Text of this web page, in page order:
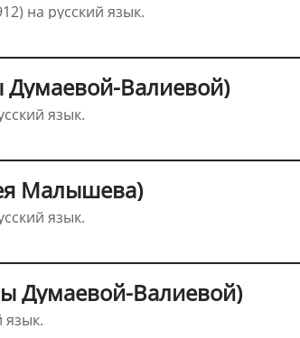
на русский язык.
Думаевой-Валиевой)
язык.
Малышева)
язык.
Думаевой-Валиевой)
язык.